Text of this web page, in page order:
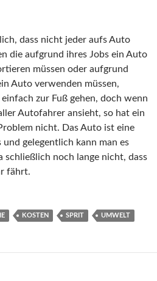
dass nicht jeder aufs Auto
die aufgrund ihres Jobs ein Auto
müssen oder aufgrund
Auto verwenden müssen,
zur Fuß gehen, doch wenn
Autofahrer ansieht, so hat ein
nicht. Das Auto ist eine
gelegentlich kann man es
schließlich noch lange nicht, dass
fährt.
KOSTEN SPRIT UMWELT